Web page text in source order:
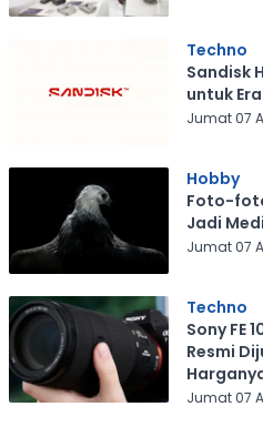
Techno
Sandisk
untuk
Jumat 07
Hobby
Foto-
Jadi
Jumat 07
Techno
Sony FE
Resmi
Jumat 07